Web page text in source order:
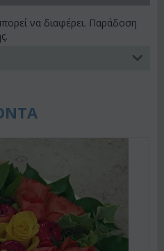
να διαφέρει. Παράδοση